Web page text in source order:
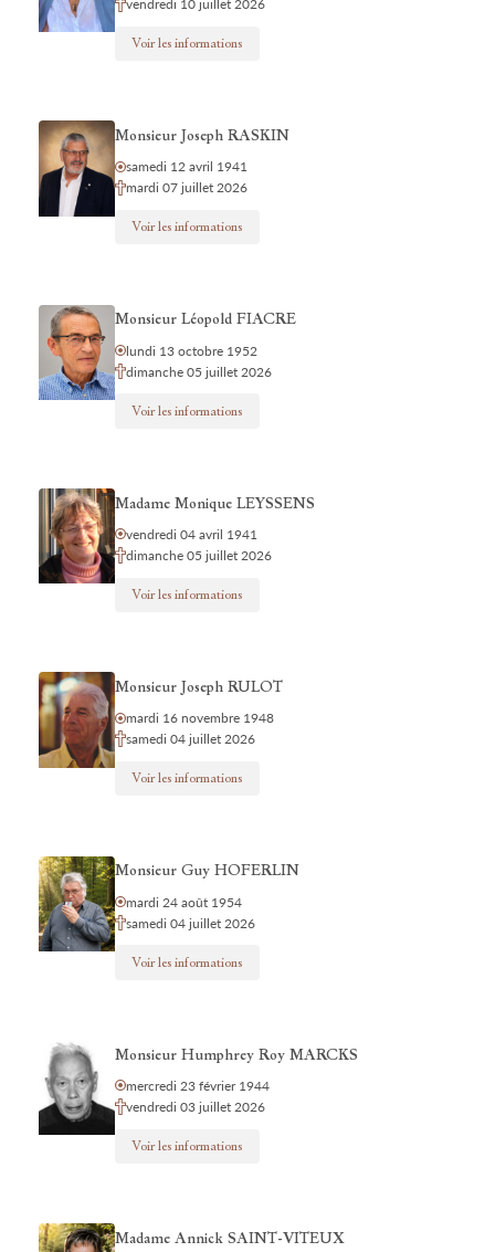
vendredi 10 juillet 2026
Voir les informations
Monsieur Joseph RASKIN
samedi 12 avril 1941
mardi 07 juillet 2026
Voir les informations
Monsieur Léopold FIACRE
lundi 13 octobre 1952
dimanche 05 juillet 2026
Voir les informations
Madame Monique LEYSSENS
vendredi 04 avril 1941
dimanche 05 juillet 2026
Voir les informations
Monsieur Joseph RULOT
mardi 16 novembre 1948
samedi 04 juillet 2026
Voir les informations
Monsieur Guy HOFERLIN
mardi 24 août 1954
samedi 04 juillet 2026
Voir les informations
Monsieur Humphrey Roy MARCKS
mercredi 23 février 1944
vendredi 03 juillet 2026
Voir les informations
Madame Annick SAINT-VITEUX